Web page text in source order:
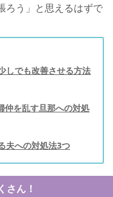
ろう」と思えるはずで
しでも改善させる方法
仲を乱す旦那への対処
夫への対処法3つ
さん！